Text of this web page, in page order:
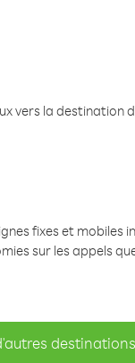
vers la destination
fixes et mobiles
sur les appels
destinations